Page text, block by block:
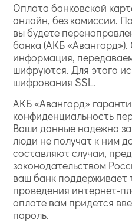
Оплата банковской
онлайн, без комиссии.
вы будете
банка (АКБ
информация,
шифруются. Для этого
шифрования SSL.
АКБ «Авангард»
конфиденциальность
Ваши данные надежно
люди не получат к ним
составляют случаи,
законодательством
ваш банк поддерживает
проведения интернет-
оплате вам придется
пароль.